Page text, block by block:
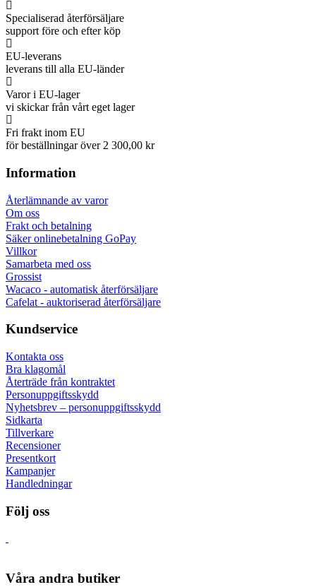
Specialiserad återförsäljare
support före och efter köp
EU-leverans
leverans till alla EU-länder
Varor i EU-lager
vi skickar från vårt eget lager
Fri frakt inom EU
för beställningar över 2 300,00 kr
Information
Återlämnande av varor
Om oss
Frakt och betalning
Säker onlinebetalning GoPay
Villkor
Samarbeta med oss
Grossist
Wacaco - automatisk återförsäljare
Cafelat - auktoriserad återförsäljare
Kundservice
Kontakta oss
Bra klagomål
Återträde från kontraktet
Personuppgiftsskydd
Nyhetsbrev – personuppgiftsskydd
Sidkarta
Tillverkare
Recensioner
Presentkort
Kampanjer
Handledningar
Följ oss
Våra andra butiker